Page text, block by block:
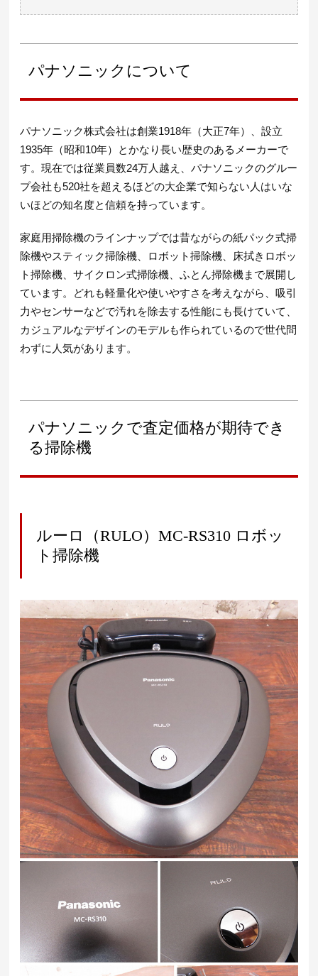
パナソニックについて
パナソニック株式会社は創業1918年（大正7年）、設立
1935年（昭和10年）とかなり長い歴史のあるメーカーで
す。現在では従業員数24万人越え、パナソニックのグルー
プ会社も520社を超えるほどの大企業で知らない人はいな
いほどの知名度と信頼を持っています。
家庭用掃除機のラインナップでは昔ながらの紙パック式掃
除機やスティック掃除機、ロボット掃除機、床拭きロボッ
ト掃除機、サイクロン式掃除機、ふとん掃除機まで展開し
ています。どれも軽量化や使いやすさを考えながら、吸引
力やセンサーなどで汚れを除去する性能にも長けていて、
カジュアルなデザインのモデルも作られているので世代問
わずに人気があります。
パナソニックで査定価格が期待でき
る掃除機
ルーロ（RULO）MC-RS310 ロボッ
ト掃除機